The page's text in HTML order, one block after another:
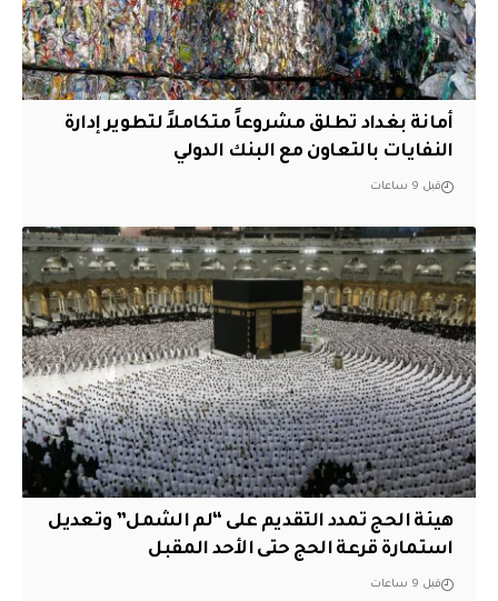
أمانة بغداد تطلق مشروعاً متكاملاً لتطوير إدارة
النفايات بالتعاون مع البنك الدولي
قبل 9 ساعات
هيئة الحج تمدد التقديم على “لم الشمل” وتعديل
استمارة قرعة الحج حتى الأحد المقبل
قبل 9 ساعات